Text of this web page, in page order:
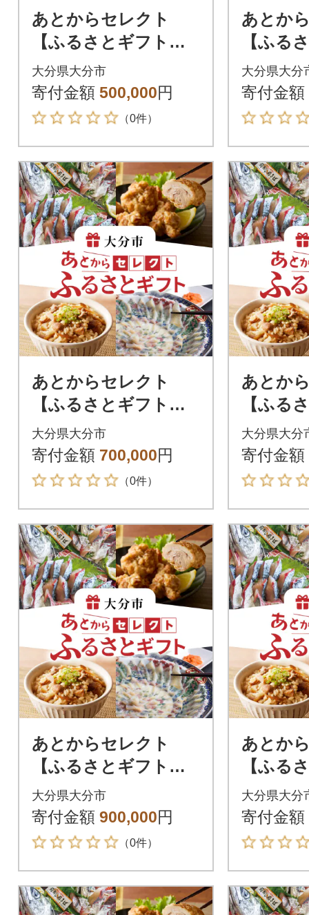
あとからセレクト
【ふるさとギフト】5
0万円_OG-050
大分県大分市
寄付金額 500,000円
（0件）
あとか
【ふる
0万円
大分県大分
寄付金額
あとからセレクト
【ふるさとギフト】7
0万円_OG-070
大分県大分市
寄付金額 700,000円
（0件）
あとか
【ふる
0万円
大分県大分
寄付金額
あとからセレクト
【ふるさとギフト】9
0万円_OG-090
大分県大分市
寄付金額 900,000円
（0件）
あとか
【ふる
00万円
大分県大分
寄付金額